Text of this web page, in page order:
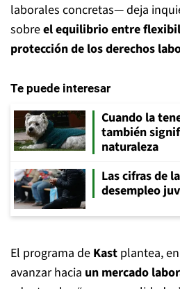
laborales concretas— deja
sobreel equilibrio entre
protección de los derechos
Te puede interesar
Cuando la
también
naturaleza
Las cifras de
desempleo
El programa de Kast plantea,
avanzar hacia un mercado